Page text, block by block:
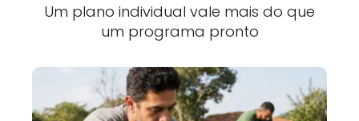
Um plano individual vale mais do que
um programa pronto